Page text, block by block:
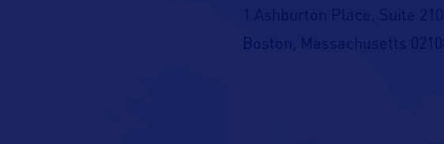
1 Ashburton Place, Suite 2101
Boston, Massachusetts 02108